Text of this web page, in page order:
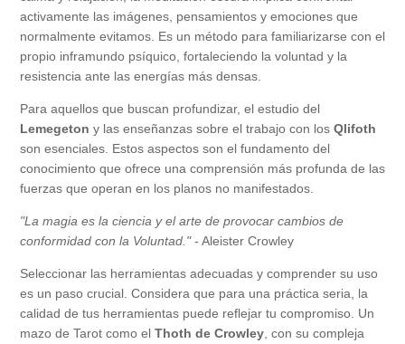
activamente las imágenes, pensamientos y emociones que
normalmente evitamos. Es un método para familiarizarse con el
propio inframundo psíquico, fortaleciendo la voluntad y la
resistencia ante las energías más densas.
Para aquellos que buscan profundizar, el estudio del
Lemegeton y las enseñanzas sobre el trabajo con los Qlifoth
son esenciales. Estos aspectos son el fundamento del
conocimiento que ofrece una comprensión más profunda de las
fuerzas que operan en los planos no manifestados.
"La magia es la ciencia y el arte de provocar cambios de
conformidad con la Voluntad."- Aleister Crowley
Seleccionar las herramientas adecuadas y comprender su uso
es un paso crucial. Considera que para una práctica seria, la
calidad de tus herramientas puede reflejar tu compromiso. Un
mazo de Tarot como el Thoth de Crowley , con su compleja